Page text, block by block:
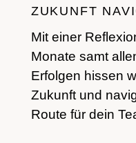
ZUKUNFT
Mit einer
Monate samt
Erfolgen hissen
Zukunft und
Route für dein